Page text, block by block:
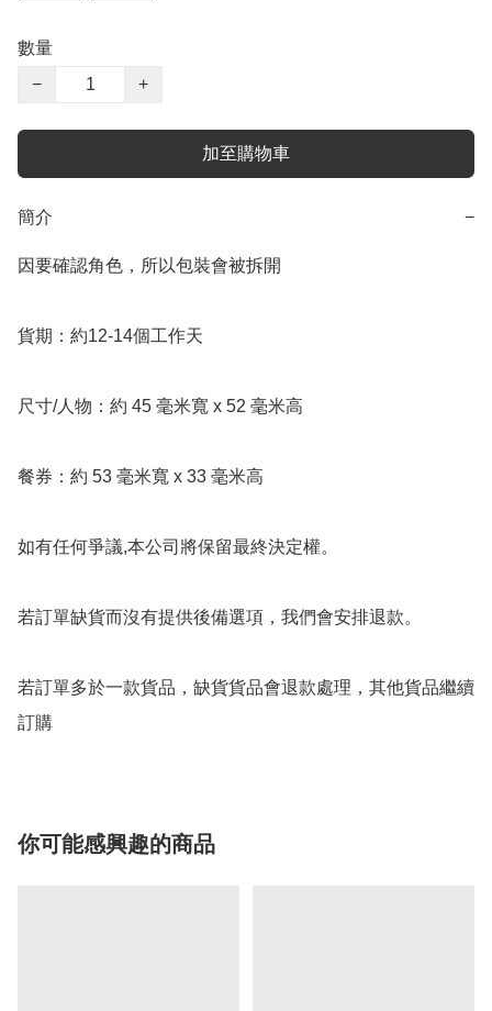
數量
−
+
加至購物車
簡介 −
因要確認角色，所以包裝會被拆開
貨期：約12-14個工作天
尺寸/人物：約 45 毫米寬 x 52 毫米高
餐券：約 53 毫米寬 x 33 毫米高
如有任何爭議,本公司將保留最終決定權。
若訂單缺貨而沒有提供後備選項，我們會安排退款。
若訂單多於一款貨品，缺貨貨品會退款處理，其他貨品繼續
你可能感興趣的商品